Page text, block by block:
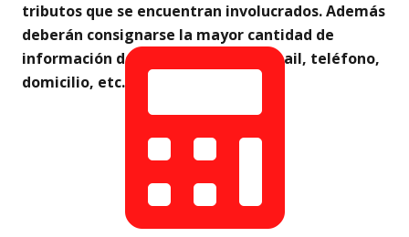
tributos que se encuentran involucrados. Además
deberán consignarse la mayor cantidad de
información de contacto posible (mail, teléfono,
domicilio, etc.)